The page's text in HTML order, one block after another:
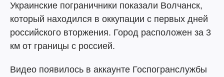
Украинские пограничники показали Волчанск,
который находился в оккупации с первых дней
российского вторжения. Город расположен за 3
км от границы с россией.
Видео появилось в аккаунте Госпогранслужбы